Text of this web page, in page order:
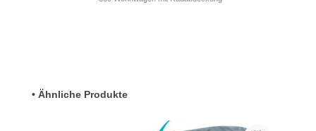
Produktgalerie überspringen
• Ähnliche Produkte